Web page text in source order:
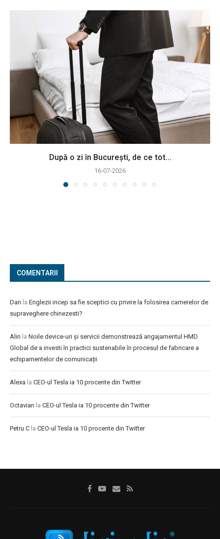
După o zi în București, de ce tot...
16-07-2026
COMENTARII
Dan la Englezii incep sa fie sceptici cu privire la folosirea camerelor de
supraveghere chinezesti?
Alin la Noile device-uri și servicii demonstrează angajamentul HMD
Global de a investi în practici sustenabile în procesul de fabricare a
echipamentelor de comunicații
Alexa la CEO-ul Tesla ia 10 procente din Twitter
Octavian la CEO-ul Tesla ia 10 procente din Twitter
Petru C la CEO-ul Tesla ia 10 procente din Twitter